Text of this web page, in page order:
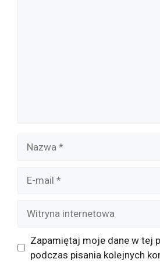
mail
internetowa
Zapamiętaj moje dane w tej
podczas pisania kolejnych